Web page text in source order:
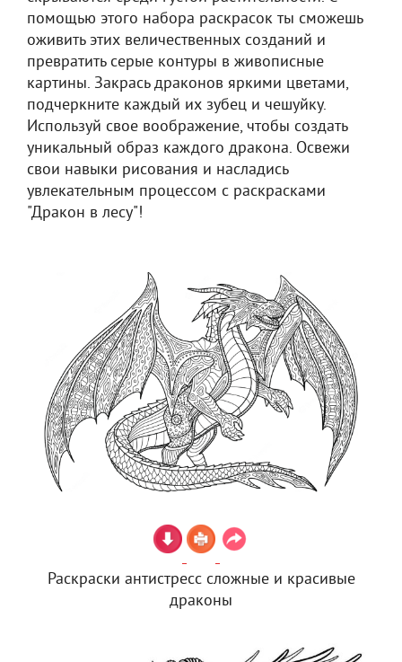
помощью этого набора раскрасок ты сможешь
оживить этих величественных созданий и
превратить серые контуры в живописные
картины. Закрась драконов яркими цветами,
подчеркните каждый их зубец и чешуйку.
Используй свое воображение, чтобы создать
уникальный образ каждого дракона. Освежи
свои навыки рисования и насладись
увлекательным процессом с раскрасками
"Дракон в лесу"!
Раскраски антистресс сложные и красивые
драконы